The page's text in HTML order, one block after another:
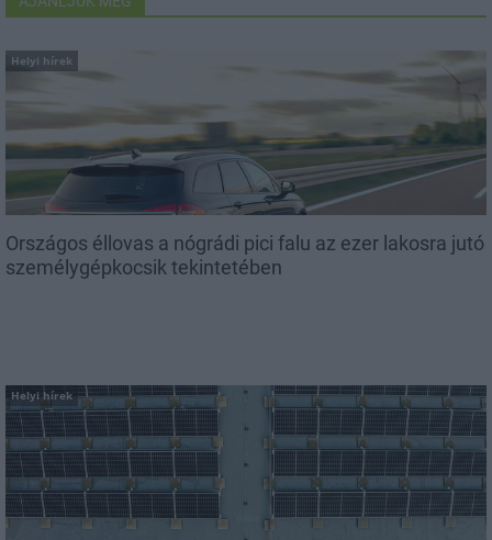
Helyi hírek
Országos éllovas a nógrádi pici falu az ezer lakosra jutó
személygépkocsik tekintetében
Helyi hírek